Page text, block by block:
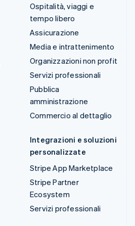
Ospitalità, viaggi e
tempo libero
Assicurazione
Media e intrattenimento
Organizzazioni non profit
Servizi professionali
Pubblica
amministrazione
Commercio al dettaglio
Integrazioni e soluzioni
personalizzate
Stripe App Marketplace
Stripe Partner
Ecosystem
Servizi professionali